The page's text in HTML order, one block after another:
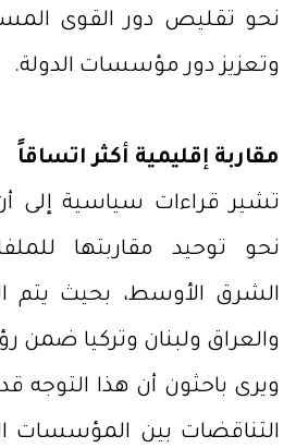
نحو تقليص دور القوى
وتعزيز دور مؤسسات الدولة.
مقاربة إقليمية أكثر اتساقاً
تشير قراءات سياسية إلى
نحو توحيد مقاربتها
الشرق الأوسط، بحيث يتم
والعراق ولبنان وتركيا ضمن
ويرى باحثون أن هذا التوجه
التناقضات بين المؤسسات